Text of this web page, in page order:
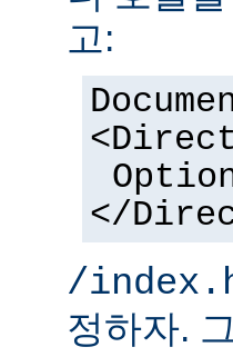
고:
</
/
정하자.